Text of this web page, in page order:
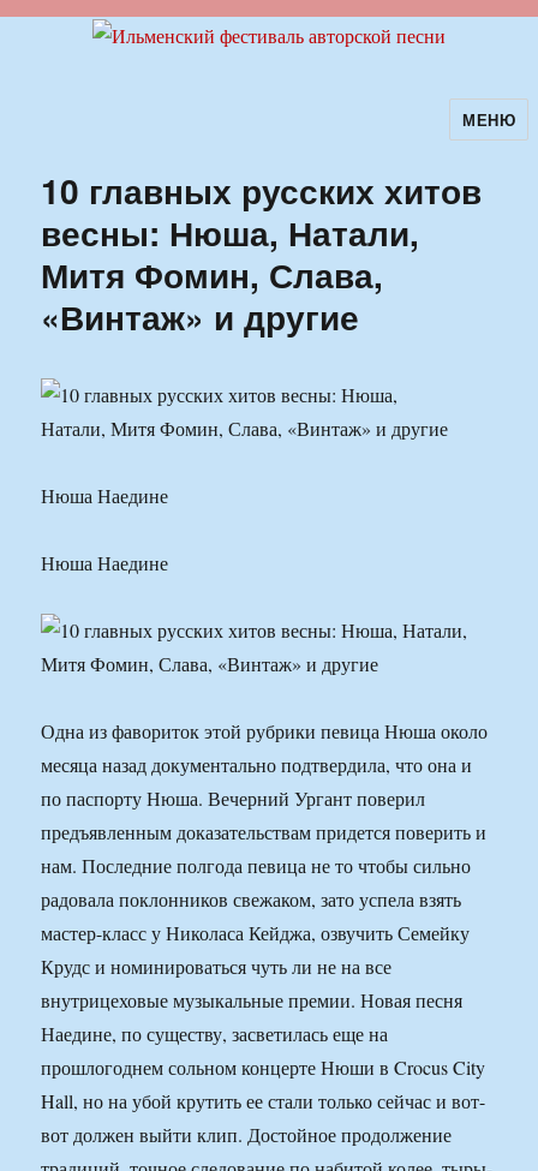
Ильменский фестиваль авторской
песни
МЕНЮ
10 главных русских хитов
весны: Нюша, Натали,
Митя Фомин, Слава,
«Винтаж» и другие
Нюша Наедине
Нюша Наедине
Одна из фавориток этой рубрики певица Нюша около
месяца назад документально подтвердила, что она и
по паспорту Нюша. Вечерний Ургант поверил
предъявленным доказательствам придется поверить и
нам. Последние полгода певица не то чтобы сильно
радовала поклонников свежаком, зато успела взять
мастер-класс у Николаса Кейджа, озвучить Семейку
Крудс и номинироваться чуть ли не на все
внутрицеховые музыкальные премии. Новая песня
Наедине, по существу, засветилась еще на
прошлогоднем сольном концерте Нюши в Crocus City
Hall, но на убой крутить ее стали только сейчас и вот-
вот должен выйти клип. Достойное продолжение